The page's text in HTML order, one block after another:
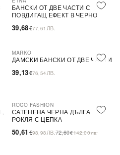
БАНСКИ ОТ ДВЕ ЧАСТИ С
ПОВДИГАЩ ЕФЕКТ В ЧЕРНО
39,68€77,61 ЛВ.
MARKO
ДАМСКИ БАНСКИ ОТ ДВЕ ЧАСТИ
39,13€76,54 ЛВ.
-30%
ROCO FASHION
САТЕНЕНА ЧЕРНА ДЪЛГА
РОКЛЯ С ЦЕПКА
50,61 €98,98 ЛВ.72,60€142,00лв.